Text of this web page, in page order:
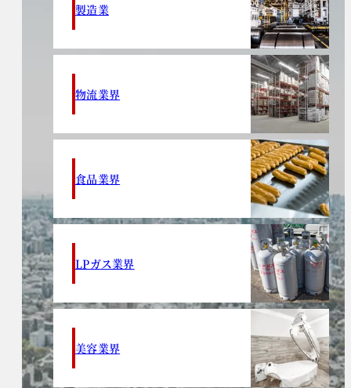
製造業
物流業界
食品業界
LPガス業界
美容業界